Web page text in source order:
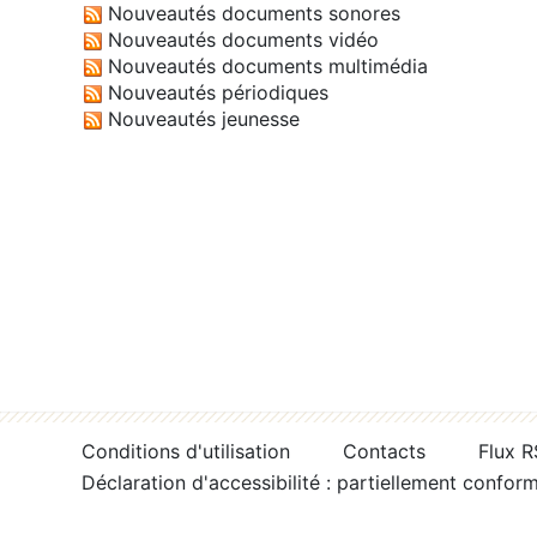
Nouveautés documents sonores
Nouveautés documents vidéo
Nouveautés documents multimédia
Nouveautés périodiques
Nouveautés jeunesse
Conditions d'utilisation Contacts
Flux
Déclaration d'accessibilité : partiellement